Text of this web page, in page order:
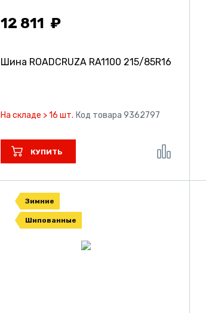
12 811
Шина ROADCRUZA RA1100 215/85R16
На складе > 16 шт. Код товара 9362797
КУПИТЬ
Зимние
Шипованные